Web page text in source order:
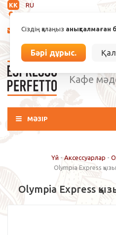
KK
RU
Сіздің қалаңыз анықталмаған
Бәрі дұрыс.
info@espressoperfetto.kz
Кафе
МӘЗІР
Үй - Аксессуарлар -
Olympia Express
Olympia Express